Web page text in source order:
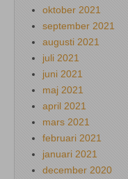
oktober 2021
september 2021
augusti 2021
juli 2021
juni 2021
maj 2021
april 2021
mars 2021
februari 2021
januari 2021
december 2020